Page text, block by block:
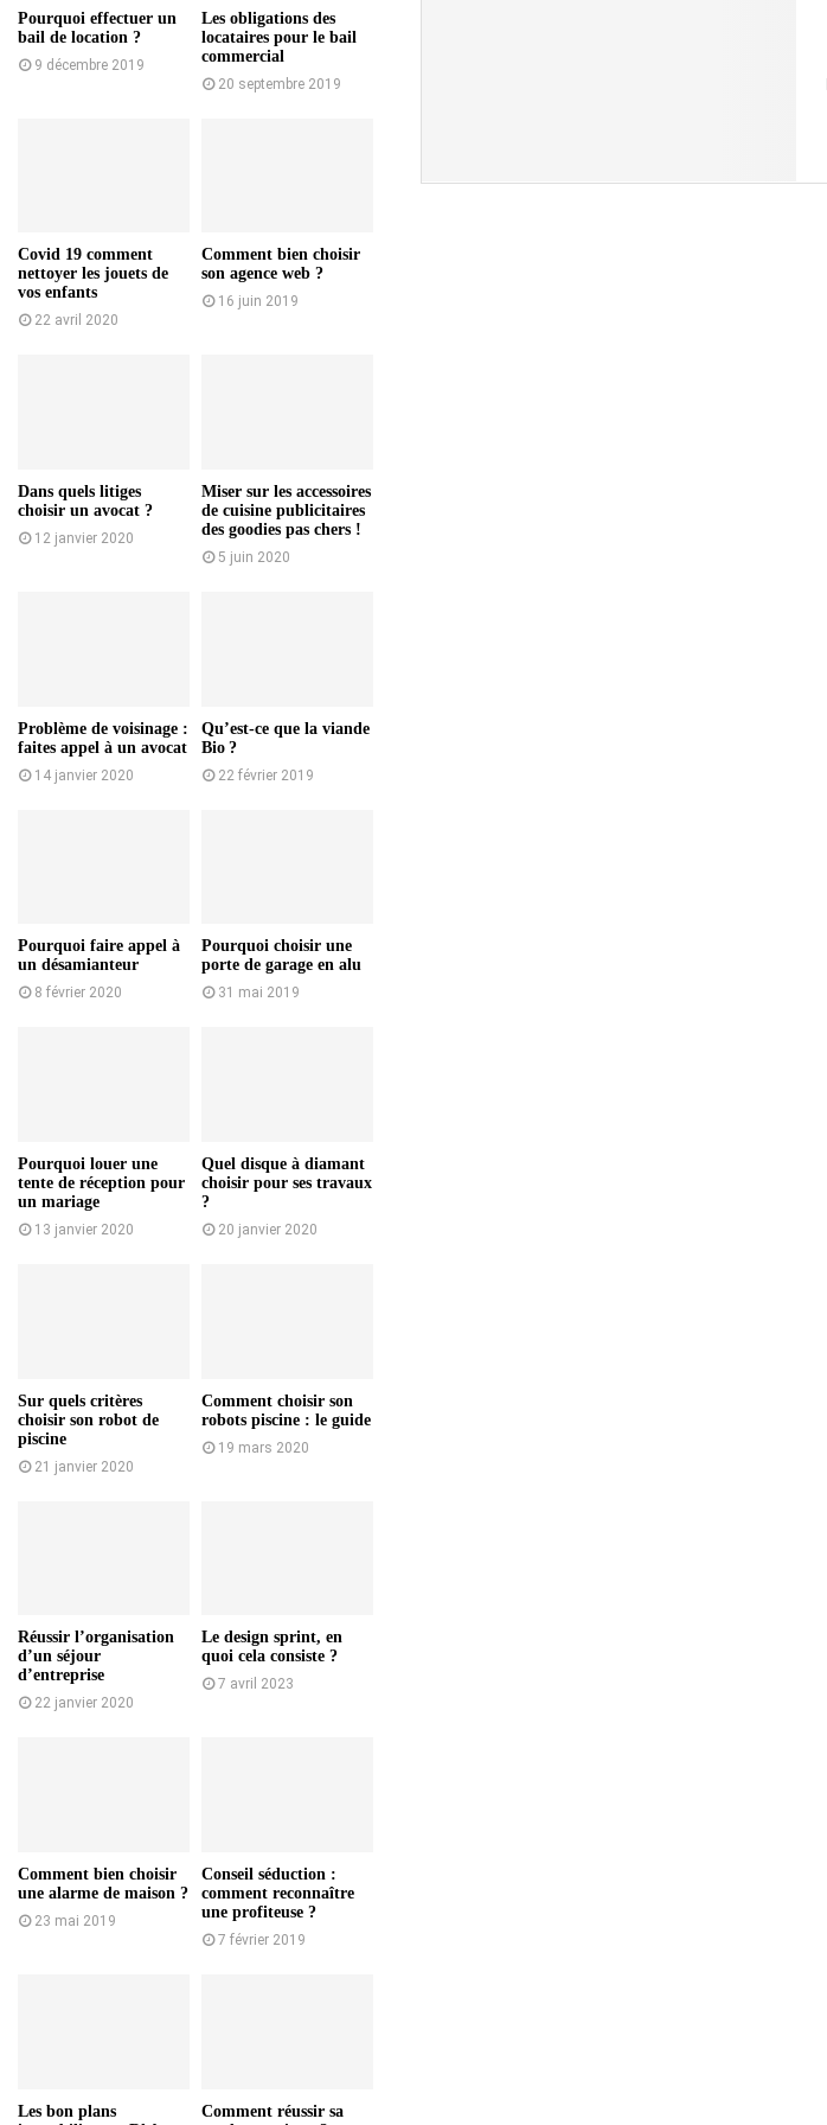
Pourquoi effectuer un
bail de location ?
9 décembre 2019
Les obligations des
locataires pour le bail
commercial
20 septembre 2019
Covid 19 comment
nettoyer les jouets de
vos enfants
22 avril 2020
Comment bien choisir
son agence web ?
16 juin 2019
Dans quels litiges
choisir un avocat ?
12 janvier 2020
Miser sur les accessoires
de cuisine publicitaires
des goodies pas chers !
5 juin 2020
Problème de voisinage :
faites appel à un avocat
14 janvier 2020
Qu’est-ce que la viande
Bio ?
22 février 2019
Pourquoi faire appel à
un désamianteur
8 février 2020
Pourquoi choisir une
porte de garage en alu
31 mai 2019
Pourquoi louer une
tente de réception pour
un mariage
13 janvier 2020
Quel disque à diamant
choisir pour ses travaux
?
20 janvier 2020
Sur quels critères
choisir son robot de
piscine
21 janvier 2020
Comment choisir son
robots piscine : le guide
19 mars 2020
Réussir l’organisation
d’un séjour
d’entreprise
22 janvier 2020
Le design sprint, en
quoi cela consiste ?
7 avril 2023
Comment bien choisir
une alarme de maison ?
23 mai 2019
Conseil séduction :
comment reconnaître
une profiteuse ?
7 février 2019
Les bon plans
Comment réussir sa